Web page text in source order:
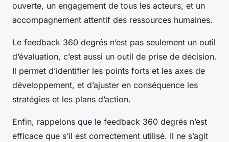
ouverte, un engagement de tous les acteurs, et un
accompagnement attentif des ressources humaines.
Le feedback 360 degrés n’est pas seulement un outil
d’évaluation, c’est aussi un outil de prise de décision.
Il permet d’identifier les points forts et les axes de
développement, et d’ajuster en conséquence les
stratégies et les plans d’action.
Enfin, rappelons que le feedback 360 degrés n’est
efficace que s’il est correctement utilisé. Il ne s’agit